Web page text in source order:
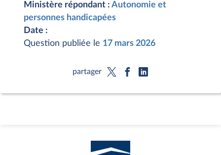
Ministère répondant : Autonomie et
personnes handicapées
Date :
Question publiée le 17 mars 2026
partager